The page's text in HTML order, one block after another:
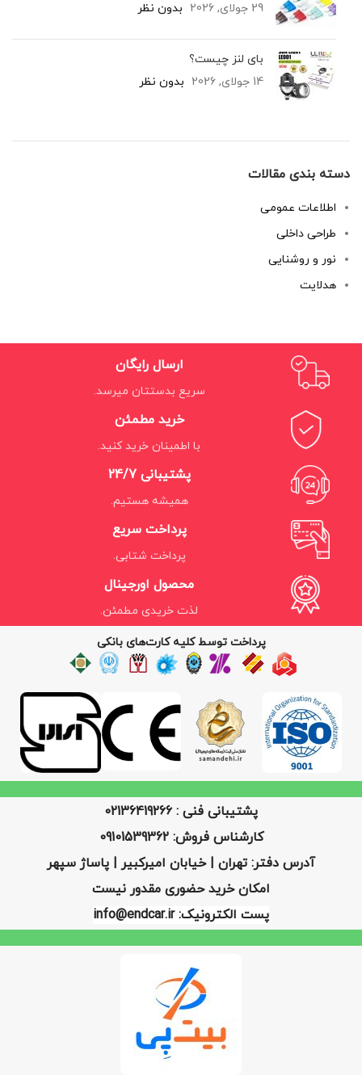
29 جولای, 2026
بدون نظر
بای لنز چیست؟
14 جولای, 2026
بدون نظر
دسته بندی مقالات
اطلاعات عمومی
طراحی داخلی
نور و روشنایی
هدلایت
ارسال رایگان
سریع بدستتان میرسد.
خرید مطمئن
با اطمینان خرید کنید.
پشتیبانی 24/7
همیشه هستیم.
پرداخت سریع
پرداخت شتابی.
محصول اورجینال
لذت خریدی مطمئن.
پرداخت توسط کلیه کارت‌های بانکی
پشتیبانی فنی : 02136419266
کارشناس فروش: 09101539362
آدرس دفتر: تهران | خیابان امیرکبیر | پاساژ سپهر
امکان خرید حضوری مقدور نیست
پست الکترونیک: info@endcar.ir